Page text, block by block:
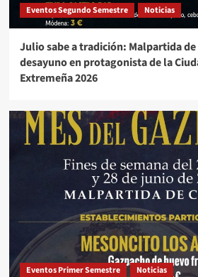
Eventos Segundo Semestre Noticias
Julio sabe a tradición: Malpartida de
desayuno en protagonista de la
Extremeña 2026
Eventos Primer Semestre Noticias